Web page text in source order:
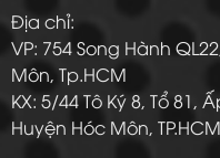
Địa chỉ:
VP: 754 Song Hành
Môn, Tp.HCM
KX: 5/44 Tô Ký 8, Tổ 81,
Huyện Hóc Môn, TP.HCM